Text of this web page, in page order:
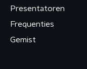
Presentatoren
Frequenties
Gemist